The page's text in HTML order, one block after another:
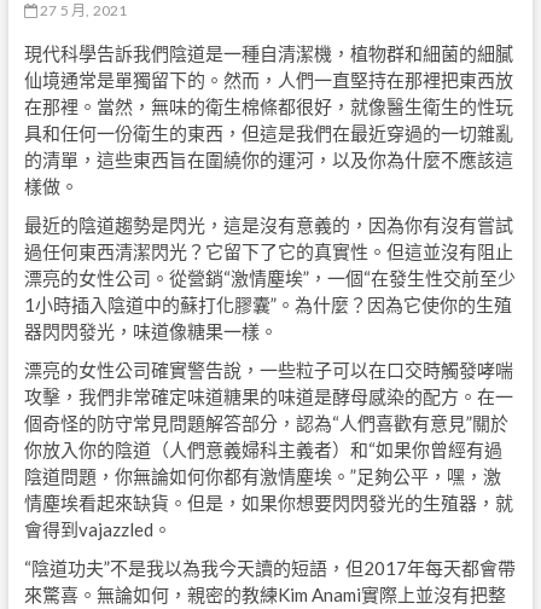
27 5 月, 2021
現代科學告訴我們陰道是一種自清潔機，植物群和細菌的細膩
仙境通常是單獨留下的。然而，人們一直堅持在那裡把東西放
在那裡。當然，無味的衛生棉條都很好，就像醫生衛生的性玩
具和任何一份衛生的東西，但這是我們在最近穿過的一切雜亂
的清單，這些東西旨在圍繞你的運河，以及你為什麼不應該這
樣做。
最近的陰道趨勢是閃光，這是沒有意義的，因為你有沒有嘗試
過任何東西清潔閃光？它留下了它的真實性。但這並沒有阻止
漂亮的女性公司。從營銷“激情塵埃”，一個“在發生性交前至少
1小時插入陰道中的蘇打化膠囊”。為什麼？因為它使你的生殖
器閃閃發光，味道像糖果一樣。
漂亮的女性公司確實警告說，一些粒子可以在口交時觸發哮喘
攻擊，我們非常確定味道糖果的味道是酵母感染的配方。在一
個奇怪的防守常見問題解答部分，認為“人們喜歡有意見”關於
你放入你的陰道（人們意義婦科主義者）和“如果你曾經有過
陰道問題，你無論如何你都有激情塵埃。”足夠公平，嘿，激
情塵埃看起來缺貨。但是，如果你想要閃閃發光的生殖器，就
會得到vajazzled。
“陰道功夫”不是我以為我今天讀的短語，但2017年每天都會帶
來驚喜。無論如何，親密的教練Kim Anami實際上並沒有把整